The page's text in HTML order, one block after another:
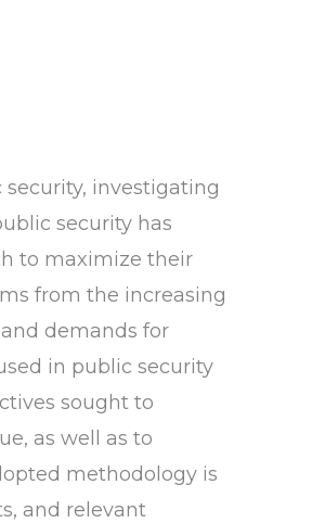
investigating
security has
to maximize their
from the increasing
demands for
in public security
sought to
as well as to
methodology is
and relevant